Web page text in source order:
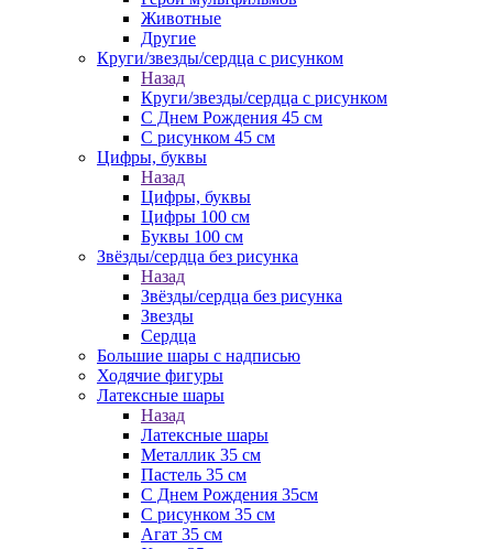
Животные
Другие
Круги/звезды/сердца с рисунком
Назад
Круги/звезды/сердца с рисунком
С Днем Рождения 45 см
С рисунком 45 см
Цифры, буквы
Назад
Цифры, буквы
Цифры 100 см
Буквы 100 см
Звёзды/сердца без рисунка
Назад
Звёзды/сердца без рисунка
Звезды
Сердца
Большие шары с надписью
Ходячие фигуры
Латексные шары
Назад
Латексные шары
Металлик 35 см
Пастель 35 см
С Днем Рождения 35см
C рисунком 35 см
Агат 35 см